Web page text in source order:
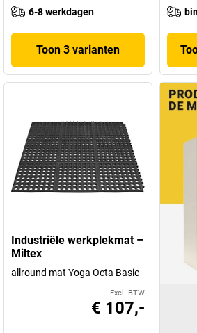
6-8 werkdagen
Toon 3 varianten
Industriële werkplekmat –
Miltex
allround mat Yoga Octa Basic
Excl. BTW
€ 107,-